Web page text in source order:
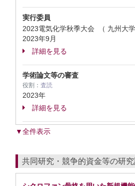
実行委員
2023電気化学秋季大会 （ 九州大学
2023年9月
詳細を見る
学術論文等の審査
役割： 査読
2023年
詳細を見る
▼全件表示
共同研究・競争的資金等の研究